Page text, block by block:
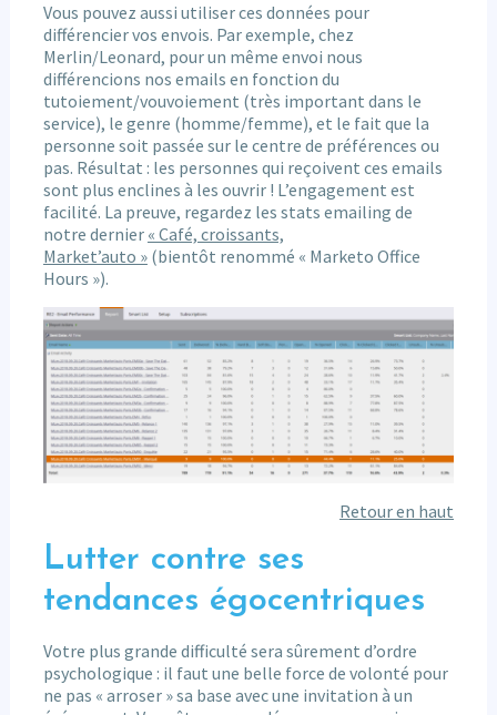
Vous pouvez aussi utiliser ces données pour
différencier vos envois. Par exemple, chez
Merlin/Leonard, pour un même envoi nous
différencions nos emails en fonction du
tutoiement/vouvoiement (très important dans le
service), le genre (homme/femme), et le fait que la
personne soit passée sur le centre de préférences ou
pas. Résultat : les personnes qui reçoivent ces emails
sont plus enclines à les ouvrir ! L’engagement est
facilité. La preuve, regardez les stats emailing de
notre dernier « Café, croissants,
Market’auto »(bientôt renommé « Marketo Office
Hours »).
Retour en haut
Lutter contre ses
tendances égocentriques
Votre plus grande difficulté sera sûrement d’ordre
psychologique : il faut une belle force de volonté pour
ne pas « arroser » sa base avec une invitation à un